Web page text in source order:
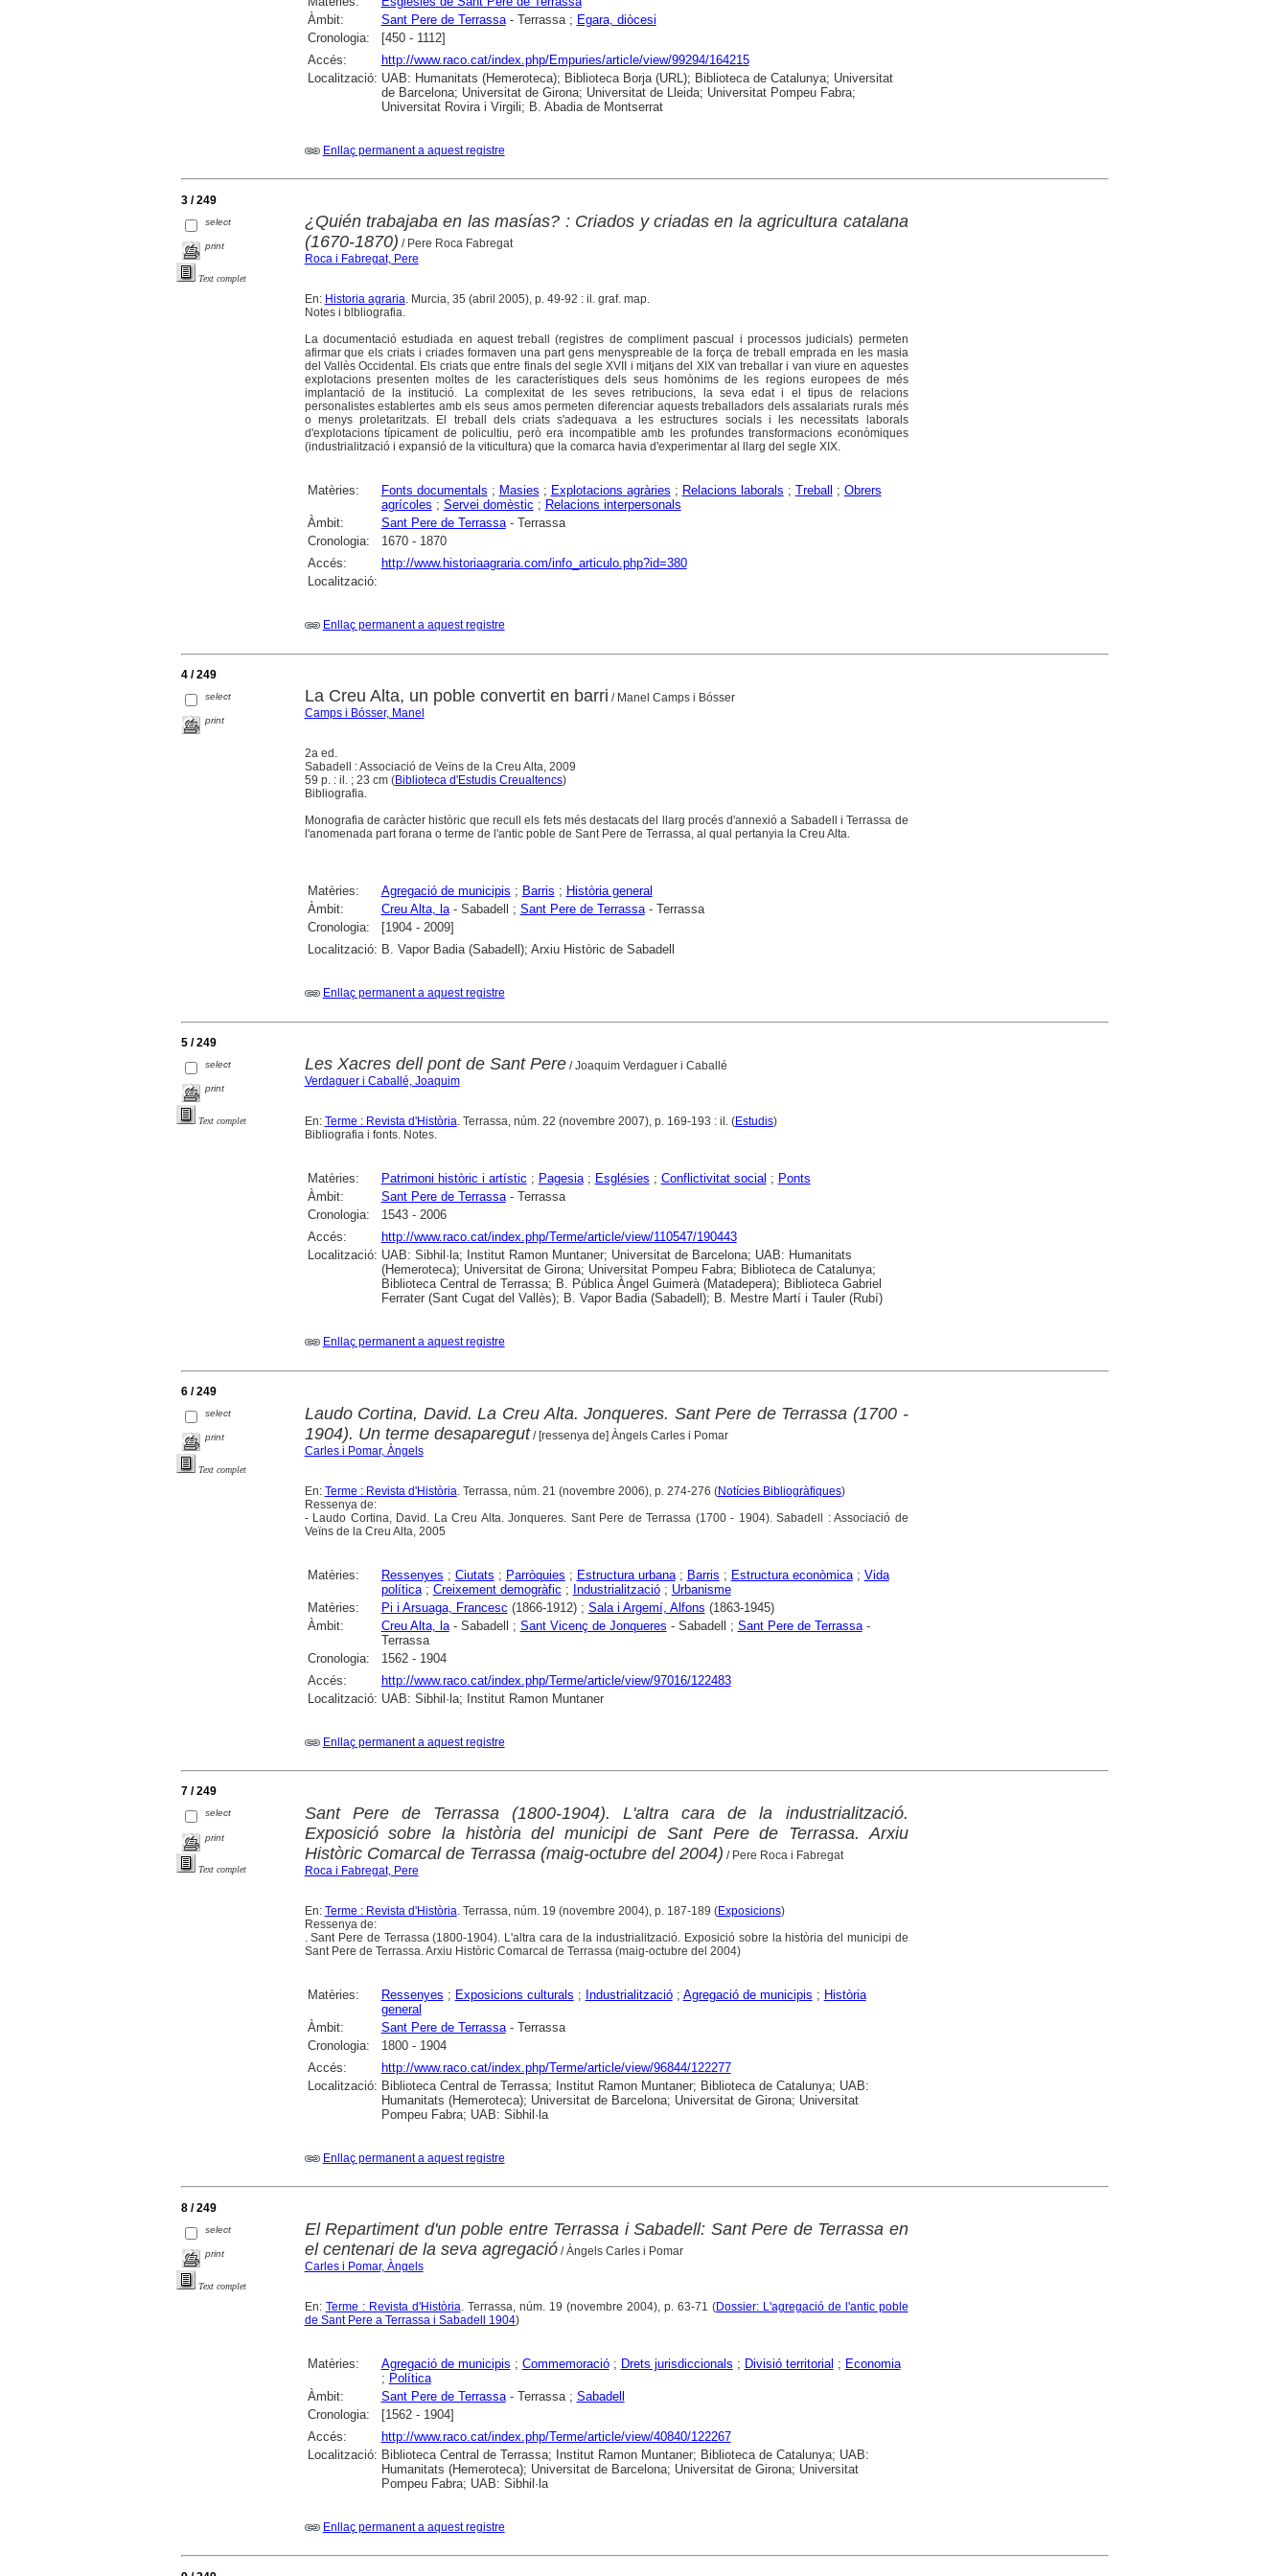
Àmbit:
Sant Pere de Terrassa- Terrassa ; Egara, diòcesi
Cronologia:
[450 - 1112]
Accés:
http://www.raco.cat/index.php/Empuries/article/view/99294/164215
Localització: UAB: Humanitats (Hemeroteca); Biblioteca Borja (URL); Biblioteca de Catalunya; Universitat
de Barcelona; Universitat de Girona; Universitat de Lleida; Universitat Pompeu Fabra;
Universitat Rovira i Virgili; B. Abadia de Montserrat
Enllaç permanent a aquest registre
3 / 249
select
print
Text complet
¿Quién trabajaba en las masías? : Criados y criadas en la agricultura catalana
(1670-1870) / Pere Roca Fabregat
Roca i Fabregat, Pere
En: Historia agraria. Murcia, 35 (abril 2005), p. 49-92 : il. graf. map.
Notes i blbliografia.
La documentació estudiada en aquest treball (registres de compliment pascual i processos judicials) permeten
afirmar que els criats i criades formaven una part gens menyspreable de la força de treball emprada en les masia
del Vallès Occidental. Els criats que entre finals del segle XVII i mitjans del XIX van treballar i van viure en aquestes
explotacions presenten moltes de les característiques dels seus homònims de les regions europees de més
implantació de la institució. La complexitat de les seves retribucions, la seva edat i el tipus de relacions
personalistes establertes amb els seus amos permeten diferenciar aquests treballadors dels assalariats rurals més
o menys proletaritzats. El treball dels criats s'adequava a les estructures socials i les necessitats laborals
d'explotacions típicament de policultiu, però era incompatible amb les profundes transformacions econòmiques
(industrialització i expansió de la viticultura) que la comarca havia d'experimentar al llarg del segle XIX.
Matèries: Fonts documentals ; Masies ; Explotacions agràries ; Relacions laborals ; Treball ; Obrers
agrícoles ; Servei domèstic ; Relacions interpersonals
Àmbit:
Sant Pere de Terrassa- Terrassa
Cronologia:
1670 - 1870
Accés:
http://www.historiaagraria.com/info_articulo.php?id=380
Localització:
Enllaç permanent a aquest registre
4 / 249
select
print
La Creu Alta, un poble convertit en barri / Manel Camps i Bósser
Camps i Bósser, Manel
2a ed.
Sabadell : Associació de Veïns de la Creu Alta, 2009
59 p. : il. ; 23 cm (Biblioteca d'Estudis Creualtencs)
Bibliografia.
Monografia de caràcter històric que recull els fets més destacats del llarg procés d'annexió a Sabadell i Terrassa de
l'anomenada part forana o terme de l'antic poble de Sant Pere de Terrassa, al qual pertanyia la Creu Alta.
Matèries: Agregació de municipis ; Barris ; Història general
Àmbit:
Creu Alta, la- Sabadell ; Sant Pere de Terrassa- Terrassa
Cronologia:
[1904 - 2009]
Localització: B. Vapor Badia (Sabadell); Arxiu Històric de Sabadell
Enllaç permanent a aquest registre
5 / 249
select
print
Text complet
Les Xacres dell pont de Sant Pere/ Joaquim Verdaguer i Caballé
Verdaguer i Caballé, Joaquim
En: Terme : Revista d'Història. Terrassa, núm. 22 (novembre 2007), p. 169-193 : il. (Estudis)
Bibliografia i fonts. Notes.
Matèries: Patrimoni històric i artístic ; Pagesia; Esglésies ; Conflictivitat social ; Ponts
Àmbit:
Sant Pere de Terrassa- Terrassa
Cronologia:
1543 - 2006
Accés:
http://www.raco.cat/index.php/Terme/article/view/110547/190443
Localització: UAB: Sibhil·la; Institut Ramon Muntaner; Universitat de Barcelona; UAB: Humanitats
(Hemeroteca); Universitat de Girona; Universitat Pompeu Fabra; Biblioteca de Catalunya;
Biblioteca Central de Terrassa; B. Pública Àngel Guimerà (Matadepera); Biblioteca Gabriel
Ferrater (Sant Cugat del Vallès); B. Vapor Badia (Sabadell); B. Mestre Martí i Tauler (Rubí)
Enllaç permanent a aquest registre
6 / 249
select
print
Text complet
Laudo Cortina, David. La Creu Alta. Jonqueres. Sant Pere de Terrassa (1700 -
1904). Un terme desaparegut/ [ressenya de] Àngels Carles i Pomar
Carles i Pomar, Àngels
En: Terme : Revista d'Història . Terrassa, núm. 21 (novembre 2006), p. 274-276 (Notícies Bibliogràfiques)
Ressenya de:
- Laudo Cortina, David. La Creu Alta. Jonqueres. Sant Pere de Terrassa (1700 - 1904). Sabadell : Associació de
Veïns de la Creu Alta, 2005
Matèries: Ressenyes ; Ciutats ; Parròquies ; Estructura urbana; Barris ; Estructura econòmica; Vida
política; Creixement demogràfic ; Industrialització; Urbanisme
Matèries:
Pi i Arsuaga, Francesc (1866-1912) ; Sala i Argemí, Alfons (1863-1945)
Àmbit:
Creu Alta, la- Sabadell ; Sant Vicenç de Jonqueres - Sabadell ; Sant Pere de Terrassa-
Terrassa
Cronologia:
1562 - 1904
Accés:
http://www.raco.cat/index.php/Terme/article/view/97016/122483
Localització: UAB: Sibhil·la; Institut Ramon Muntaner
Enllaç permanent a aquest registre
7 / 249
select
print
Text complet
Sant Pere de Terrassa (1800-1904). L'altra cara de la industrialització.
Exposició sobre la història del municipi de Sant Pere de Terrassa. Arxiu
Històric Comarcal de Terrassa (maig-octubre del 2004) / Pere Roca i Fabregat
Roca i Fabregat, Pere
En: Terme : Revista d'Història . Terrassa, núm. 19 (novembre 2004), p. 187-189 (Exposicions)
Ressenya de:
. Sant Pere de Terrassa (1800-1904). L'altra cara de la industrialització. Exposició sobre la història del municipi de
Sant Pere de Terrassa. Arxiu Històric Comarcal de Terrassa (maig-octubre del 2004)
Matèries: Ressenyes ; Exposicions culturals ; Industrialització; Agregació de municipis ; Història
general
Àmbit:
Sant Pere de Terrassa- Terrassa
Cronologia:
1800 - 1904
Accés:
http://www.raco.cat/index.php/Terme/article/view/96844/122277
Localització: Biblioteca Central de Terrassa; Institut Ramon Muntaner; Biblioteca de Catalunya; UAB:
Humanitats (Hemeroteca); Universitat de Barcelona; Universitat de Girona; Universitat
Pompeu Fabra; UAB: Sibhil·la
Enllaç permanent a aquest registre
8 / 249
select
print
Text complet
El Repartiment d'un poble entre Terrassa i Sabadell: Sant Pere de Terrassa en
el centenari de la seva agregació/ Àngels Carles i Pomar
Carles i Pomar, Àngels
En: Terme : Revista d'Història . Terrassa, núm. 19 (novembre 2004), p. 63-71 (Dossier: L'agregació de l'antic poble
de Sant Pere a Terrassa i Sabadell 1904)
Matèries: Agregació de municipis ; Commemoració; Drets jurisdiccionals ; Divisió territorial ; Economia
; Política
Àmbit:
Sant Pere de Terrassa- Terrassa ; Sabadell
Cronologia:
[1562 - 1904]
Accés:
http://www.raco.cat/index.php/Terme/article/view/40840/122267
Localització: Biblioteca Central de Terrassa; Institut Ramon Muntaner; Biblioteca de Catalunya; UAB:
Humanitats (Hemeroteca); Universitat de Barcelona; Universitat de Girona; Universitat
Pompeu Fabra; UAB: Sibhil·la
Enllaç permanent a aquest registre